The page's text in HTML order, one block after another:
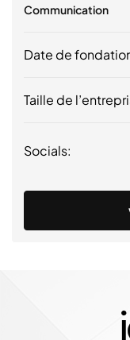
Communication
Date de
Taille de
Socials: